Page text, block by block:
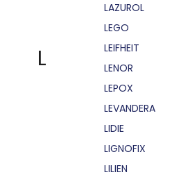
L
LAZUROL
LEGO
LEIFHEIT
LENOR
LEPOX
LEVANDERA
LIDIE
LIGNOFIX
LILIEN